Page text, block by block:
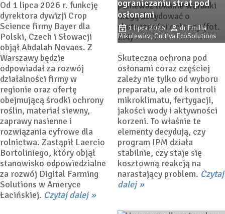
Od 1 lipca 2026 r. funkcję
dyrektora dywizji Crop
Science firmy Bayer dla
Polski, Czech i Słowacji
objął Abdalah Novaes. Z
Warszawy będzie
odpowiadał za rozwój
działalności firmy w
regionie oraz ofertę
obejmującą środki ochrony
roślin, materiał siewny,
zaprawy nasienne i
rozwiązania cyfrowe dla
rolnictwa. Zastąpił Laercio
Bortoliniego, który objął
stanowisko odpowiedzialne
za rozwój Digital Farming
Solutions w Ameryce
Łacińskiej. Czytaj dalej
ograniczaniu strat pod
osłonami
1 lipca 2026
dr Emilia
Mikulewicz, Cultiva EcoSolutions
Skuteczna ochrona pod
osłonami coraz częściej
zależy nie tylko od wyboru
preparatu, ale od kontroli
mikroklimatu, fertygacji,
jakości wody i aktywności
korzeni. To właśnie te
elementy decydują, czy
program IPM działa
stabilnie, czy staje się
kosztowną reakcją na
narastający problem. Czytaj
dalej
Mączniak prawdziwy
truskawki – wyzwanie
sezonu
18 maja 2026
Dorota